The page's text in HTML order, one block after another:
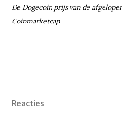
De Dogecoin prijs van de
Coinmarketcap
Reacties